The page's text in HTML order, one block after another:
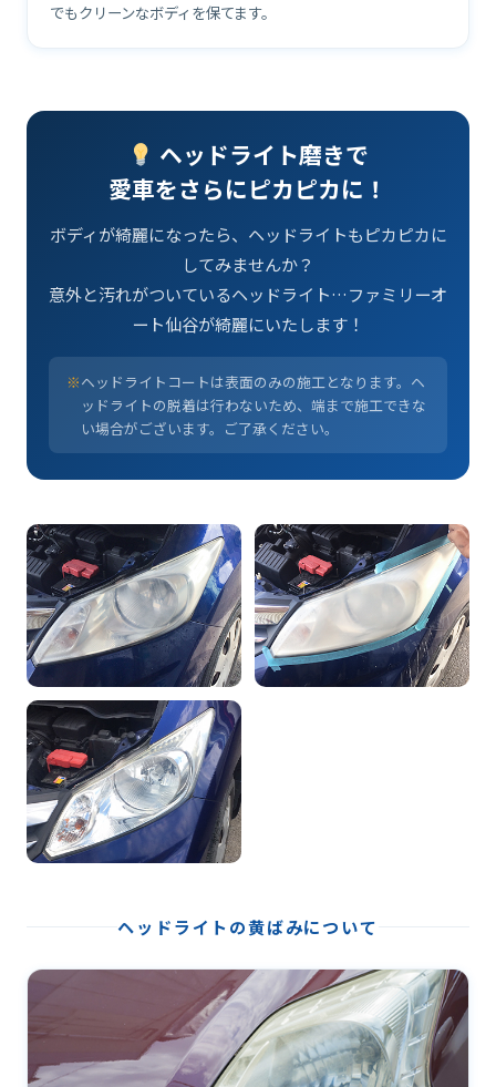
でもクリーンなボディを保てます。
ヘッドライト磨きで
愛車をさらにピカピカに！
ボディが綺麗になったら、ヘッドライトもピカピカに
してみませんか？
意外と汚れがついているヘッドライト…ファミリーオ
ート仙谷が綺麗にいたします！
※ヘッドライトコートは表面のみの施工となります。ヘ
ッドライトの脱着は行わないため、端まで施工できな
い場合がございます。ご了承ください。
ヘッドライトの黄ばみについて